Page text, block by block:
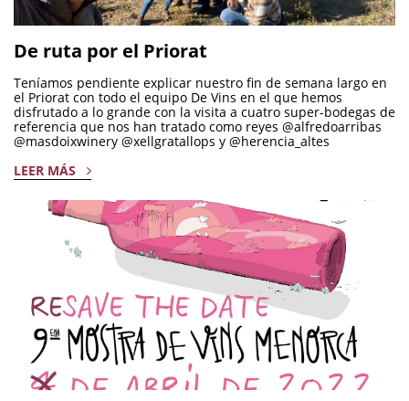
De ruta por el Priorat
Teníamos pendiente explicar nuestro fin de semana largo en
el Priorat con todo el equipo De Vins en el que hemos
disfrutado a lo grande con la visita a cuatro super-bodegas de
referencia que nos han tratado como reyes @alfredoarribas
@masdoixwinery @xellgratallops y @herencia_altes
LEER MÁS